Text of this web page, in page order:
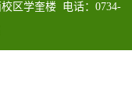
区学奎楼 电话：0734-